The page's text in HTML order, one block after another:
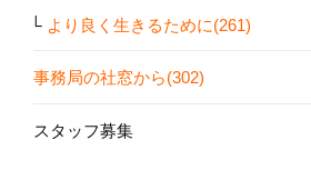
より良く生きるために(261)
事務局の社窓から(302)
スタッフ募集